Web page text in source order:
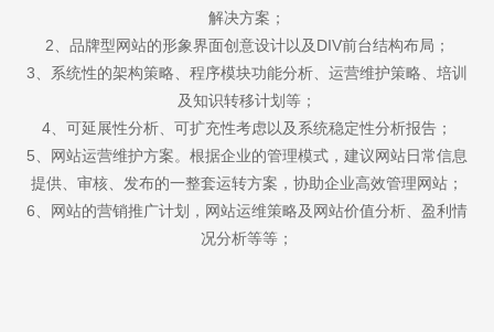
解决方案；
2、品牌型网站的形象界面创意设计以及DIV前台结构布局；
3、系统性的架构策略、程序模块功能分析、运营维护策略、培训
及知识转移计划等；
4、可延展性分析、可扩充性考虑以及系统稳定性分析报告；
5、网站运营维护方案。根据企业的管理模式，建议网站日常信息
提供、审核、发布的一整套运转方案，协助企业高效管理网站；
6、网站的营销推广计划，网站运维策略及网站价值分析、盈利情
况分析等等；